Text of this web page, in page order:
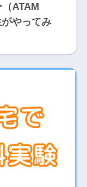
ATAM
やってみ